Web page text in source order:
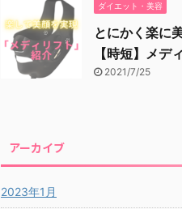
ダイエット・美容
とにかく楽に
【時短】メデ
2021/7/25
アーカイブ
2023年1月